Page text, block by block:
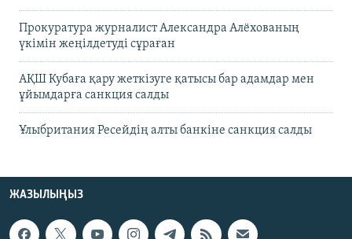
Прокуратура журналист Александра Алёхованың
үкімін жеңілдетуді сұраған
АҚШ Кубаға қару жеткізуге қатысы бар адамдар мен
ұйымдарға санкция салды
Ұлыбритания Ресейдің алты банкіне санкция салды
ЖАЗЫЛЫҢЫЗ